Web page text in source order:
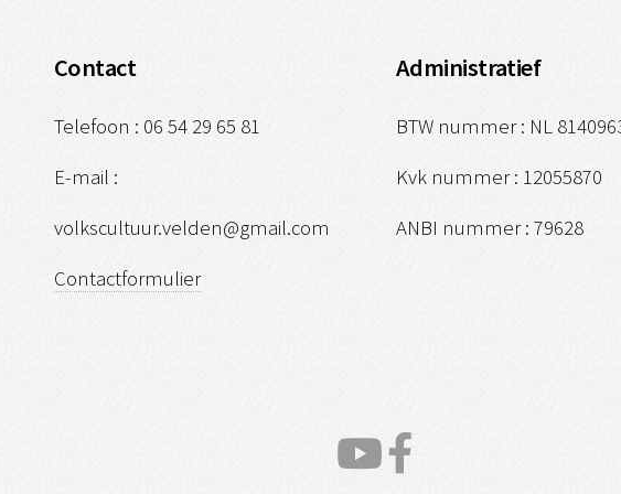
Contact
Telefoon : 06 54 29 65 81
E-mail :
volkscultuur.velden@gmail.com
Contactformulier
Administratief
BTW nummer : NL
Kvk nummer : 12055870
ANBI nummer : 79628